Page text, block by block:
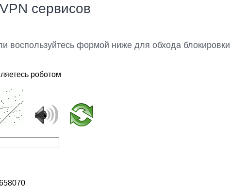
сервисов
воспользуйтесь формой ниже для обхода блокировки
роботом